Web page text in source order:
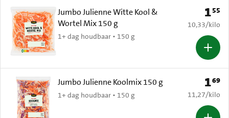
Jumbo Julienne Witte Kool &
Wortel Mix 150 g
1+ dag houdbaar • 150 g
Prijs:
155
€ 10,33 per
10,33/kilo
Jumbo Julienne Koolmix 150 g
1+ dag houdbaar • 150 g
Prijs:
169
€ 11,27 per
11,27/kilo